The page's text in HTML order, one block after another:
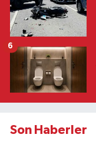
6
Son Haberler